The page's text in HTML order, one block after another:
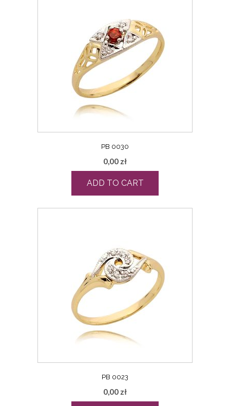
PB 0030
0,00 zł
ADD TO CART
PB 0023
0,00 zł